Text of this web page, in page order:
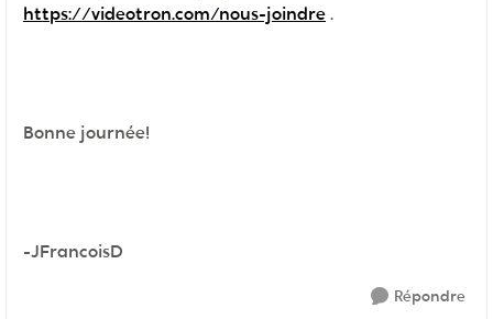
https://videotron.com/nous-joindre.
Bonne journée!
-JFrancoisD
Répondre